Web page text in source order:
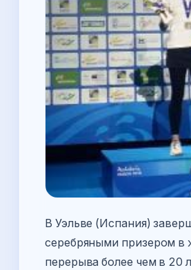
В Уэльве (Испания)
серебряными призером в
перерыва более чем в